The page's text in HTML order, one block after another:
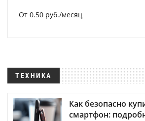
От 0.50 руб./месяц
ТЕХНИКА
Как безопасно
смартфон: